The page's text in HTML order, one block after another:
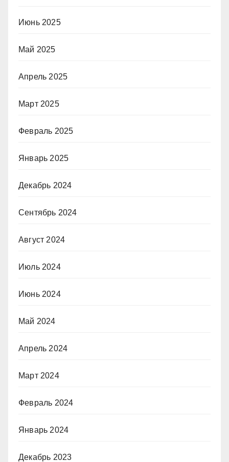
Июнь 2025
Май 2025
Апрель 2025
Март 2025
Февраль 2025
Январь 2025
Декабрь 2024
Сентябрь 2024
Август 2024
Июль 2024
Июнь 2024
Май 2024
Апрель 2024
Март 2024
Февраль 2024
Январь 2024
Декабрь 2023